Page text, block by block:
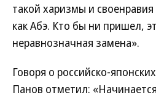
такой харизмы и
как Абэ. Кто бы ни пришел,
неравнозначная замена».
Говоря о российско-
Панов отметил: